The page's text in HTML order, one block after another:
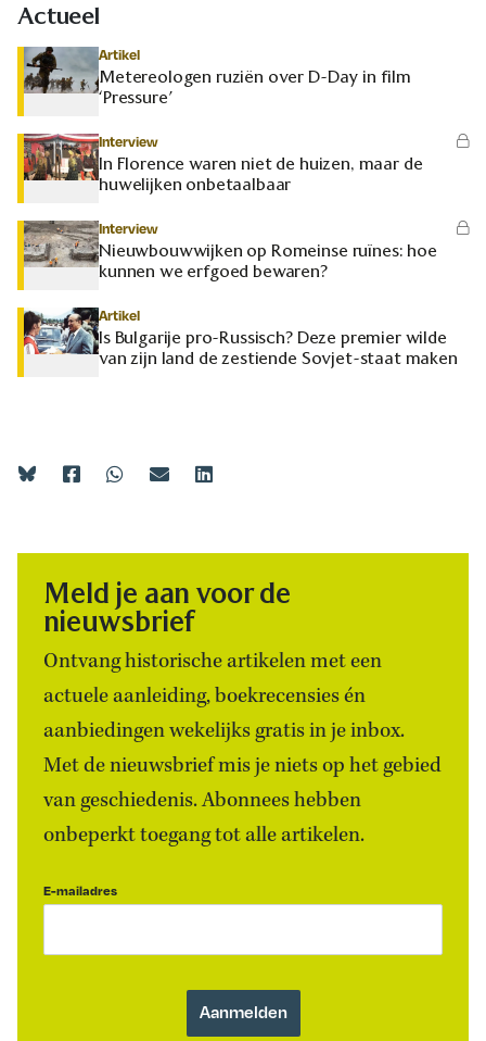
Actueel
Artikel
Metereologen ruziën over D-Day in film
‘Pressure’
Interview
In Florence waren niet de huizen, maar de
huwelijken onbetaalbaar
Interview
Nieuwbouwwijken op Romeinse ruïnes: hoe
kunnen we erfgoed bewaren?
Artikel
Is Bulgarije pro-Russisch? Deze premier wilde
van zijn land de zestiende Sovjet-staat maken
Meld je aan voor de
nieuwsbrief
Ontvang historische artikelen met een
actuele aanleiding, boekrecensies én
aanbiedingen wekelijks gratis in je inbox.
Met de nieuwsbrief mis je niets op het gebied
van geschiedenis. Abonnees hebben
onbeperkt toegang tot alle artikelen.
E-mailadres